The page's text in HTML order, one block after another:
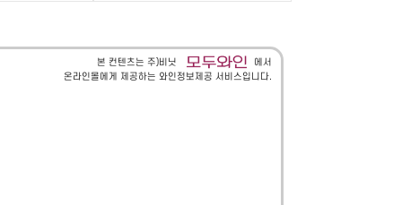
본 컨텐츠는 주)비닛
에서
온라인몰에게 제공하는 와인정보제공 서비스입니다.